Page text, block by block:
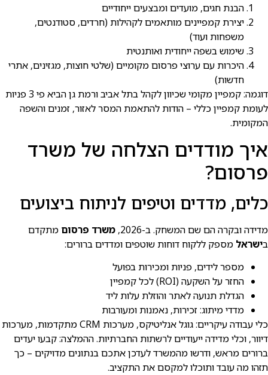
הבנת חגים, מועדים ומבצעים ייחודיים
יצירת קמפיינים מותאמים לקהילות (חרדים, סטודנטים,
משפחות ועוד)
שימוש בשפה ייחודית ואותנטית
היכרות עם ערוצי פרסום מקומיים (שלטי חוצות, מגזינים, אתרי
חדשות)
דוגמה: קמפיין מקומי שכיוון לקהל בתל אביב ורמת גן הביא פי 3 פניות
לעומת קמפיין כללי – הודות להתאמת המסר לאזור, זמנים והשפה
המקומית.
איך מודדים הצלחה של משרד
פרסום?
כלים, מדדים וטיפים לניתוח ביצועים
מדידה ובקרה הם שם המשחק. ב-2026, משרד פרסום מתקדם
בישראל מספק ללקוח דוחות שוטפים ומדדים ברורים:
מספר לידים, פניות ומכירות בפועל
החזר על השקעה (ROI) לכל קמפיין
הגדלת תנועה לאתר והוזלת עלות ליד
מדדי מיתוג: זכירות, נאמנות ומעורבות
כלי עבודה עיקריים: גוגל אנליטיקס, מערכות CRM מתקדמות, מערכות
דיוור, וכלי מדידה ייעודיים לרשתות החברתיות. ההמלצה: קבעו יעדים
ברורים מראש, ודרשו מהמשרד לעדכן אתכם בנתונים מדויקים – כך
תזהו מה עובד ותוכלו למקסם את התקציב.